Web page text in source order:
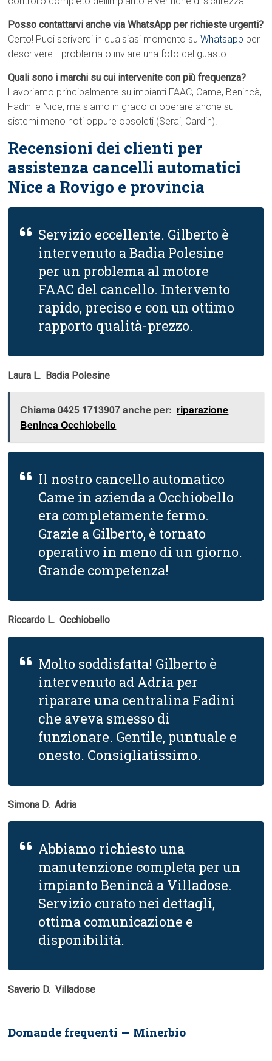
Posso contattarvi anche via WhatsApp per richieste urgenti?
Certo! Puoi scriverci in qualsiasi momento suWhatsapp per
descrivere il problema o inviare una foto del guasto.
Quali sono i marchi su cui intervenite con più frequenza?
Lavoriamo principalmente su impianti FAAC, Came, Benincà,
Fadini e Nice, ma siamo in grado di operare anche su
sistemi meno noti oppure obsoleti (Serai, Cardin).
Recensioni dei clienti per
assistenza cancelli automatici
Nice a Rovigo e provincia
Servizio eccellente. Gilberto è
intervenuto a Badia Polesine
per un problema al motore
FAAC del cancello. Intervento
rapido, preciso e con un ottimo
rapporto qualità-prezzo.
Laura L.  Badia Polesine
Chiama 0425 1713907 anche per: riparazione
Beninca Occhiobello
Il nostro cancello automatico
Came in azienda a Occhiobello
era completamente fermo.
Grazie a Gilberto, è tornato
operativo in meno di un giorno.
Grande competenza!
Riccardo L.  Occhiobello
Molto soddisfatta! Gilberto è
intervenuto ad Adria per
riparare una centralina Fadini
che aveva smesso di
funzionare. Gentile, puntuale e
onesto. Consigliatissimo.
Simona D.  Adria
Abbiamo richiesto una
manutenzione completa per un
impianto Benincà a Villadose.
Servizio curato nei dettagli,
ottima comunicazione e
disponibilità.
Saverio D.  Villadose
Domande frequenti — Minerbio